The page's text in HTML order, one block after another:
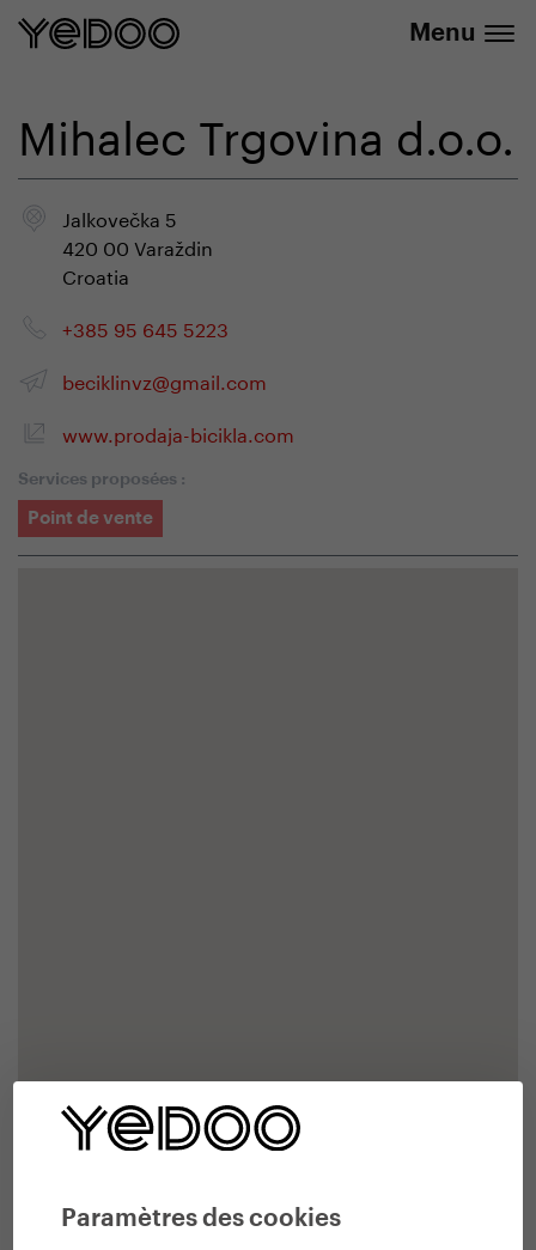
Paramètres des cookies
Menu
Mihalec Trgovina d.o.o.
Jalkovečka 5
420 00 Varaždin
Croatia
+385 95 645 5223
beciklinvz@gmail.com
www.prodaja-bicikla.com
Services proposées :
Point de vente